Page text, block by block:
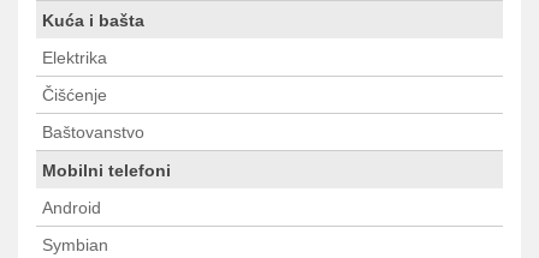
Kuća i bašta
Elektrika
Čišćenje
Baštovanstvo
Mobilni telefoni
Android
Symbian